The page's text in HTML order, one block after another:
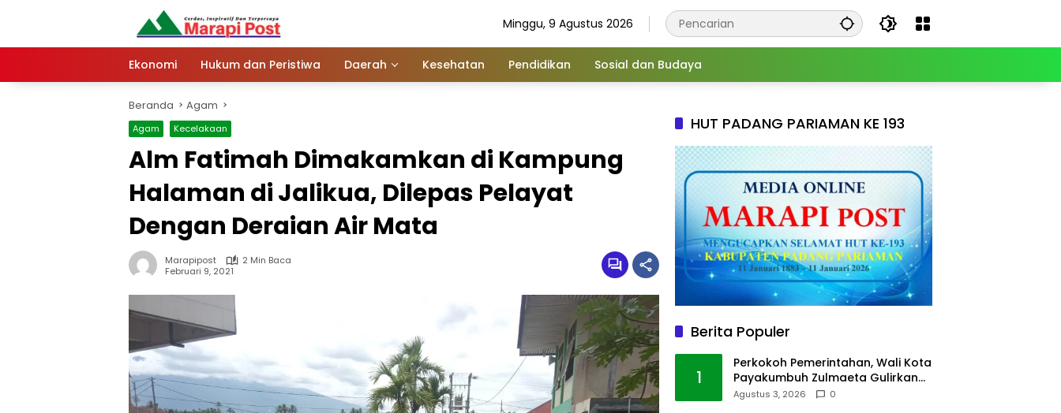
Minggu, 9 Agustus 2026
Ekonomi Hukum dan Peristiwa Daerah Kesehatan Pendidikan Sosial dan Budaya
Beranda Agam
Agam Kecelakaan
Alm Fatimah Dimakamkan di Kampung
Halaman di Jalikua, Dilepas Pelayat
Dengan Deraian Air Mata
Marapipost
2 Min Baca
Februari 9, 2021
HUT PADANG PARIAMAN KE 193
Berita Populer
1
Perkokoh Pemerintahan, Wali Kota
Payakumbuh Zulmaeta Gulirkan
Jabatan
Agustus 3, 2026 0